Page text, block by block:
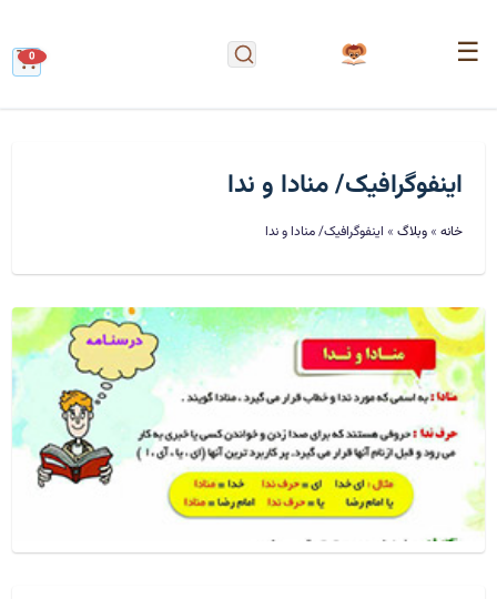
☰
0
اینفوگرافیک/ منادا و ندا
خانه »وبلاگ » اینفوگرافیک/ منادا و ندا